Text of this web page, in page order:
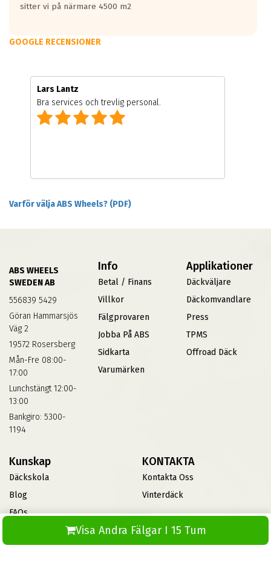
Visa Andra Fälgar I 15 Tum
sitter vi på närmare 4500 m2
GOOGLE RECENSIONER
Lars Lantz
Bra services och trevlig personal.
Varför välja ABS Wheels? (PDF)
ABS WHEELS
SWEDEN AB
556839 5429
Göran Hammarsjös
Väg 2
19572 Rosersberg
Mån-Fre 08:00-
17:00
Lunchstängt 12:00-
13:00
Bankgiro: 5300-
1194
Info
Betal / Finans
Villkor
Fälgprovaren
Jobba På ABS
Sidkarta
Varumärken
Applikationer
Däckväljare
Däckomvandlare
Press
TPMS
Offroad Däck
Kunskap
Däckskola
Blog
FAQs
Informationsbank Av Däck
Och Fälgar
KONTAKTA
Kontakta Oss
Vinterdäck